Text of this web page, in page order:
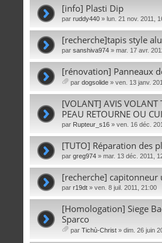
ce
s
joi
nt
es
[info] Plasti Dip
par ruddy440 » lun. 21 nov. 2011,
[recherche]tapis style alu
par sanshiva974 » mar. 17 avr.
[rénovation] Panneaux
ce
s
joi
nt
par dogsolide » ven. 13 janv.
[VOLANT] AVIS VOLANT
PEAU RETOURNE OU
par Rupteur_s16 » ven. 16 déc.
[TUTO] Réparation des
par greg974 » mar. 13 déc. 2011,
[recherche] capitonneur
par r19dt » ven. 8 juil. 2011, 21:00
[Homologation] Siege
Sparco
par Tichù-Christ » dim. 26 juin